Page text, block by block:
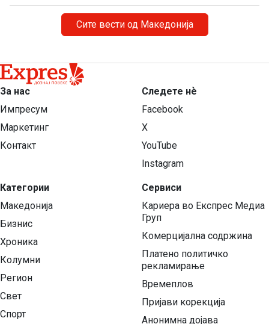
Сите вести од Македонија
За нас
Импресум
Маркетинг
Контакт
Категории
Македонија
Бизнис
Хроника
Колумни
Регион
Свет
Спорт
Следете нѐ
Facebook
X
YouTube
Instagram
Сервиси
Кариера во Експрес Медиа
Груп
Комерцијална содржина
Платено политичко
рекламирање
Времеплов
Пријави корекција
Анонимна дојава